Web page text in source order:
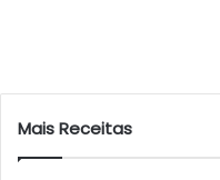
Mais Receitas